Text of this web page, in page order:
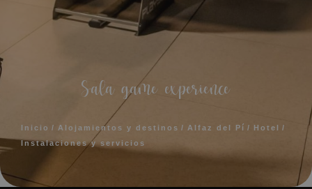
Sala game experience
Inicio Alojamientos y destinos Alfaz del Pí
Hotel
Instalaciones y servicios